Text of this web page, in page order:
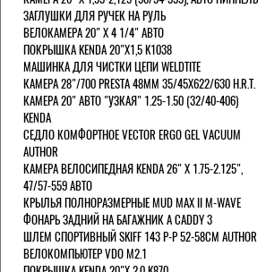
ЗАГЛУШКИ ДЛЯ РУЧЕК НА РУЛЬ
ВЕЛОКАМЕРА 20" Х 4 1/4" АВТО
ПОКРЫШКА KENDA 20"Х1,5 K1038
МАШИНКА ДЛЯ ЧИСТКИ ЦЕПИ WELDTITE
КАМЕРА 28"/700 PRESTA 48ММ 35/45Х622/630 H.R.T.
КАМЕРА 20" АВТО "УЗКАЯ" 1.25-1.50 (32/40-406)
KENDA
СЕДЛО КОМФОРТНОЕ VECTOR ERGO GEL VACUUM
AUTHOR
КАМЕРА ВЕЛОСИПЕДНАЯ KENDA 26" Х 1.75-2.125",
47/57-559 АВТО
КРЫЛЬЯ ПОЛНОРАЗМЕРНЫЕ MUD MAX II M-WAVE
ФОНАРЬ ЗАДНИЙ НА БАГАЖНИК A CADDY 3
ШЛЕМ СПОРТИВНЫЙ SKIFF 143 Р-Р 52-58СМ AUTHOR
ВЕЛОКОМПЬЮТЕР VDO M2.1